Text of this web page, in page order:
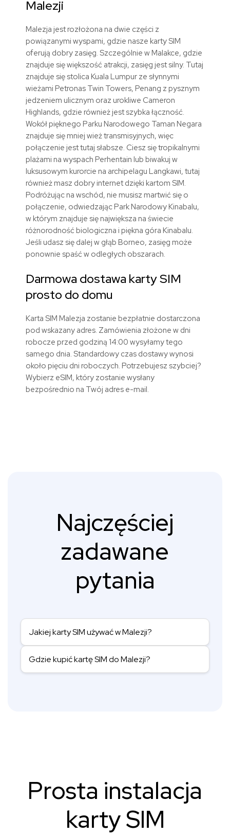
Malezji
Malezja jest rozłożona na dwie części z
powiązanymi wyspami, gdzie nasze karty SIM
oferują dobry zasięg. Szczególnie w Malakce, gdzie
znajduje się większość atrakcji, zasięg jest silny. Tutaj
znajduje się stolica Kuala Lumpur ze słynnymi
wieżami Petronas Twin Towers, Penang z pysznym
jedzeniem ulicznym oraz urokliwe Cameron
Highlands, gdzie również jest szybka łączność.
Wokół pięknego Parku Narodowego Taman Negara
znajduje się mniej wież transmisyjnych, więc
połączenie jest tutaj słabsze. Ciesz się tropikalnymi
plażami na wyspach Perhentain lub biwakuj w
luksusowym kurorcie na archipelagu Langkawi, tutaj
również masz dobry internet dzięki kartom SIM.
Podróżując na wschód, nie musisz martwić się o
połączenie, odwiedzając Park Narodowy Kinabalu,
w którym znajduje się największa na świecie
różnorodność biologiczna i piękna góra Kinabalu.
Jeśli udasz się dalej w głąb Borneo, zasięg może
ponownie spaść w odległych obszarach.
Darmowa dostawa karty SIM
prosto do domu
Karta SIM Malezja zostanie bezpłatnie dostarczona
pod wskazany adres. Zamówienia złożone w dni
robocze przed godziną 14:00 wysyłamy tego
samego dnia. Standardowy czas dostawy wynosi
około pięciu dni roboczych. Potrzebujesz szybciej?
Wybierz eSIM, który zostanie wysłany
bezpośrednio na Twój adres e-mail.
Najczęściej
zadawane
pytania
Jakiej karty SIM używać w Malezji?
Gdzie kupić kartę SIM do Malezji?
Prosta instalacja
karty SIM